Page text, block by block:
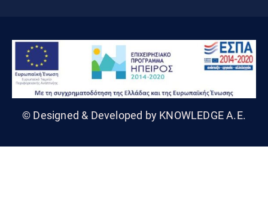
© Designed & Developed by KNOWLEDGE A.E.